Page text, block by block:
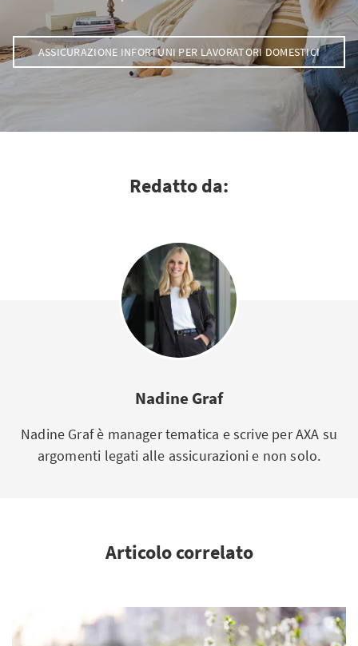
ASSICURAZIONE INFORTUNI PER LAVORATORI DOMESTICI
Redatto da:
Nadine Graf
Nadine Graf è manager tematica e scrive per AXA su
argomenti legati alle assicurazioni e non solo.
Articolo correlato